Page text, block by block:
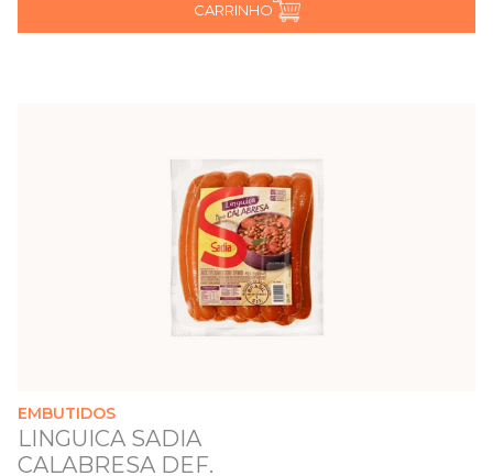
CARRINHO
EMBUTIDOS
LINGUICA SADIA
CALABRESA DEF.